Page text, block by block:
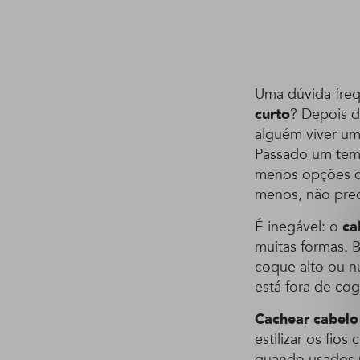
Uma dúvida
curto? Depois
alguém viver
Passado um
menos opções
menos, não
É inegável: o
muitas formas.
coque alto ou
está fora de
Cachear cabelo
estilizar os fios